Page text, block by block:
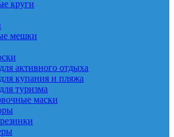
круги
мешки
активного отдыха
купания и пляжа
туризма
маски